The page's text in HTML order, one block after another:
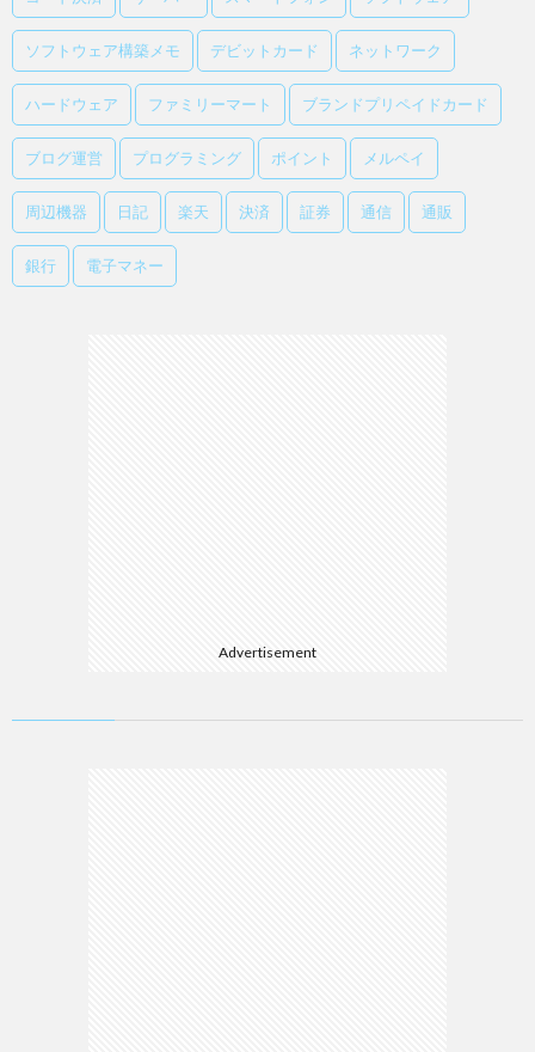
ソフトウェア構築メモ デビットカード ネットワーク
ハードウェア ファミリーマート ブランドプリペイドカード
ブログ運営 プログラミング ポイント メルペイ
周辺機器 日記 楽天 決済 証券 通信 通販
銀行 電子マネー
Advertisement